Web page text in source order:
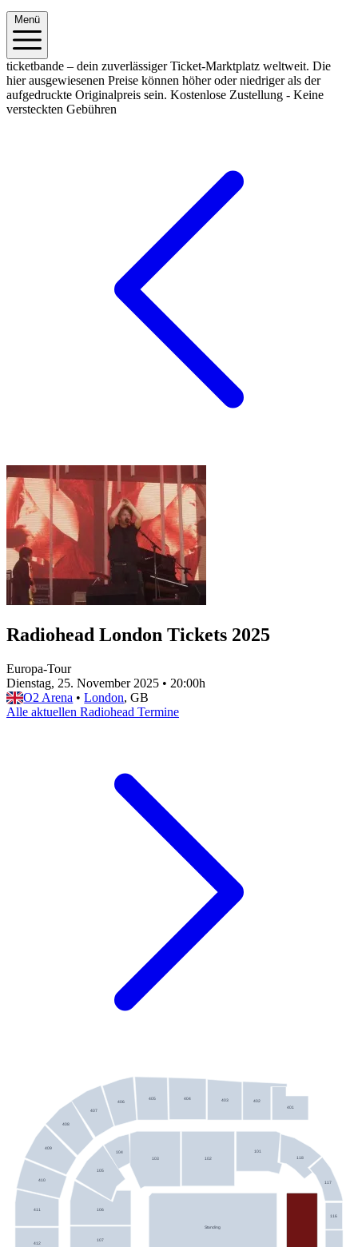
Menü
ticketbande – dein zuverlässiger Ticket-Marktplatz weltweit. Die
hier ausgewiesenen Preise können höher oder niedriger als der
aufgedruckte Originalpreis sein. Kostenlose Zustellung - Keine
versteckten Gebühren
Radiohead London Tickets 2025
Europa-Tour
Dienstag, 25. November 2025 • 20:00h
O2 Arena • London, GB
Alle aktuellen Radiohead Termine
412
411
410
409
408
407
406
405 404 403 402
401
118
117
116
107
106
105
104
103 102
101
Standing